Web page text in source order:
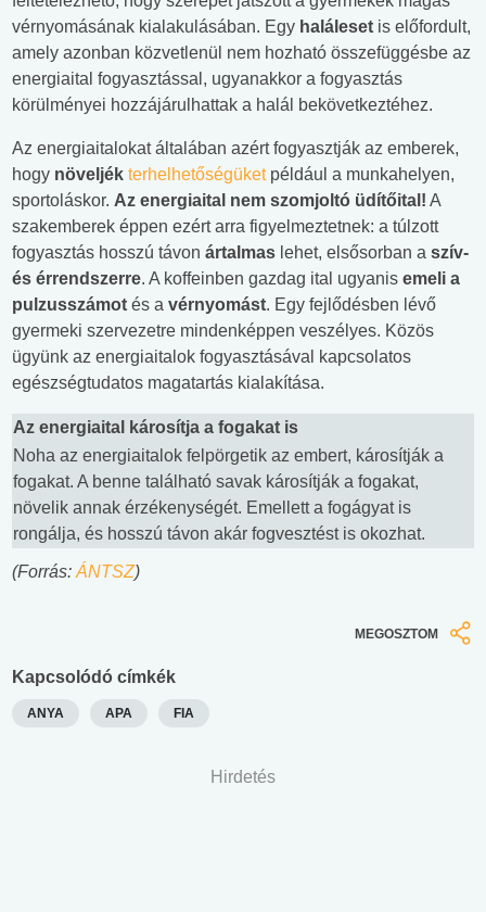
vérnyomásának kialakulásában. Egy haláleset is előfordult,
amely azonban közvetlenül nem hozható összefüggésbe az
energiaital fogyasztással, ugyanakkor a fogyasztás
körülményei hozzájárulhattak a halál bekövetkeztéhez.
Az energiaitalokat általában azért fogyasztják az emberek,
hogy növeljék terhelhetőségüket például a munkahelyen,
sportoláskor. Az energiaital nem szomjoltó üdítőital! A
szakemberek éppen ezért arra figyelmeztetnek: a túlzott
fogyasztás hosszú távon ártalmas lehet, elsősorban a szív-
és érrendszerre. A koffeinben gazdag ital ugyanis emeli a
pulzusszámot és a vérnyomást. Egy fejlődésben lévő
gyermeki szervezetre mindenképpen veszélyes. Közös
ügyünk az energiaitalok fogyasztásával kapcsolatos
egészségtudatos magatartás kialakítása.
Az energiaital károsítja a fogakat is
Noha az energiaitalok felpörgetik az embert, károsítják a
fogakat. A benne található savak károsítják a fogakat,
növelik annak érzékenységét. Emellett a fogágyat is
rongálja, és hosszú távon akár fogvesztést is okozhat.
(Forrás: ÁNTSZ)
MEGOSZTOM
Kapcsolódó címkék
ANYA APA FIA
Hirdetés